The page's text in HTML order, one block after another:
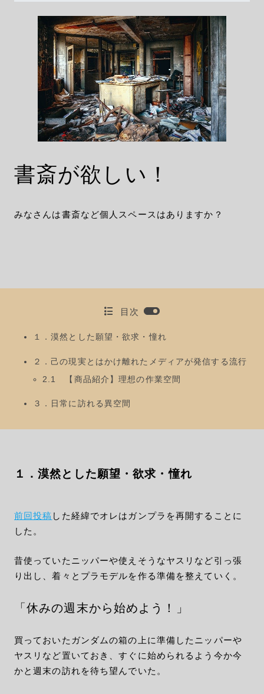
書斎が欲しい！
みなさんは書斎など個人スペースはありますか？
目次
１．漠然とした願望・欲求・憧れ
２．己の現実とはかけ離れたメディアが発信する流行
2.1 【商品紹介】理想の作業空間
３．日常に訪れる異空間
１．漠然とした願望・欲求・憧れ
前回投稿 した経緯でオレはガンプラを再開することに
した。
昔使っていたニッパーや使えそうなヤスリなど引っ張
り出し、着々とプラモデルを作る準備を整えていく。
「休みの週末から始めよう！」
買っておいたガンダムの箱の上に準備したニッパーや
ヤスリなど置いておき、すぐに始められるよう今か今
かと週末の訪れを待ち望んでいた。